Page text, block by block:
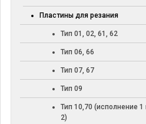
Пластины для резания
Тип 01, 02, 61, 62
Тип 06, 66
Тип 07, 67
Тип 09
Тип 10,70 (исполнение 1
2)